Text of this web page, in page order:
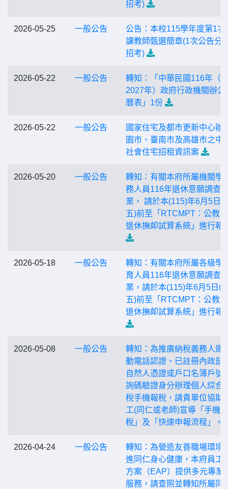
招考)
2026-05-25 一般公告
公告：本校115學年度第1次
課教師甄選簡章(1次公告分
招考)
2026-05-22 一般公告
轉知：「中華民國116年（
2027年）政府行政機關辦公
曆表」1份
2026-05-22 一般公告
國家住宅及都市更新中心辦
園市、臺南市及高雄市之中
社會住宅招租資訊案
2026-05-20 一般公告
轉知：有關本府所屬機關學
務人員116年退休意願調查
業， 請於本(115)年6月5日(
五)前至「RTCMPT：公教
退休撫卹試算系統」進行報
2026-05-18 一般公告
轉知：有關本府所屬各級學
育人員116年退休意願調查
業，請於本(115)年6月5日(
五)前至「RTCMPT：公教
退休撫卹試算系統」進行報
2026-05-08 一般公告
轉知：為推廣納稅義務人運
動電話認證、已註冊內政部
自然人憑證或戶口名簿戶號
詢碼驗證身分辦理個人綜合
稅手機報稅，請貴單位協助
工(同仁或老師)宣導「手機報
稅」及「快速申報流程」。
2026-04-24 一般公告
轉知：為營造友善職場環境
進同仁身心健康，本府員工
方案（EAP）提供多元專業
服務，請查照並轉知所屬同